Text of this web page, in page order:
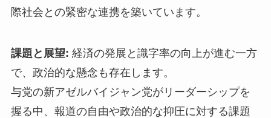
際社会との緊密な連携を築いています。
課題と展望: 経済の発展と識字率の向上が進む一方
で、政治的な懸念も存在します。
与党の新アゼルバイジャン党がリーダーシップを
握る中、報道の自由や政治的な抑圧に対する課題